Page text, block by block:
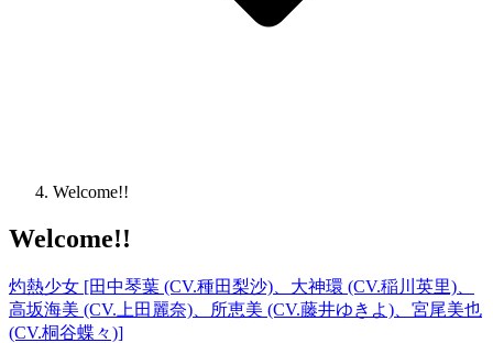
Welcome!!
Welcome!!
灼熱少女 [田中琴葉 (CV.種田梨沙)、大神環 (CV.稲川英里)、
高坂海美 (CV.上田麗奈)、所恵美 (CV.藤井ゆきよ)、宮尾美也
(CV.桐谷蝶々)]